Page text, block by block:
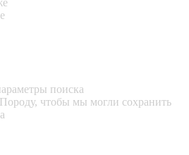
поиска
чтобы мы могли сохранить